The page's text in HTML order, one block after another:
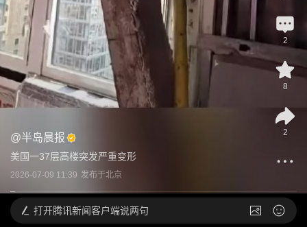
@半岛晨报
美国一37层高楼突发严重变形
2026-07-09 11:39 发布于北京
2
8
2
打开腾讯新闻客户端说两句